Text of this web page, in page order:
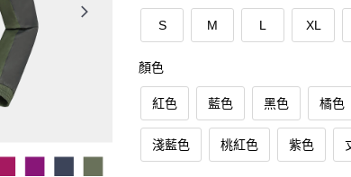
S M L XL
顏色
紅色 藍色 黑色 橘色
淺藍色 桃紅色 紫色